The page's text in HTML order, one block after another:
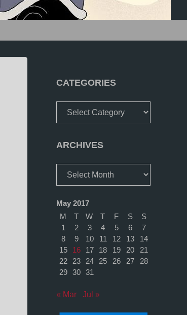
CATEGORIES
ARCHIVES
May 2017
M
T W T F S
S
1
2 3 4 5 6
7
8
9 10 11 12 13
14
15
16 17 18 19 20
21
22
23 24 25 26 27
28
29
30 31
« Mar Jul »